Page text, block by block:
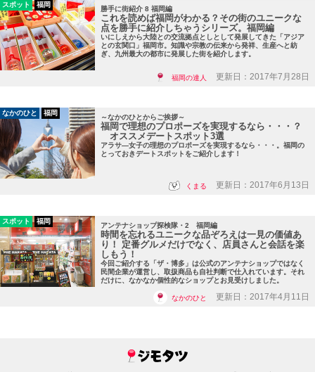
スポット 福岡
勝手に街紹介 8 福岡編
これを読めば福岡がわかる？その街のユニークな
点を勝手に紹介しちゃうシリーズ。福岡編
いにしえから大陸との交流拠点としとして発展してきた「アジア
との玄関口」福岡市。知識や宗教の伝来から発祥、生産へと紡
ぎ、九州最大の都市に発展した街を紹介します。
福岡の達人 更新日：2017年7月28日
なかのひと 福岡
～なかのひとからご挨拶～
福岡で理想のプロポーズを実現するなら・・・？
オススメデートスポット3選
アラサ―女子の理想のプロポーズを実現するなら・・・。福岡の
とっておきデートスポットをご紹介します！
くまる 更新日：2017年6月13日
スポット 福岡
アンテナショップ探検隊・2 福岡編
時間を忘れるユニークな品ぞろえは一見の価値あ
り！ 定番グルメだけでなく、店員さんと会話を楽
しもう！
今回ご紹介する「ザ・博多」は公式のアンテナショップではなく
民間企業が運営し、取扱商品も自社判断で仕入れています。それ
だけに、なかなか個性的なショップとお見受けしました。
なかのひと 更新日：2017年4月11日